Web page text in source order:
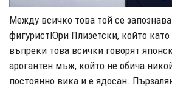
Между всичко това той се
фигуристЮри Плизетски, който като
въпреки това всички говорят
арогантен мъж, който не обича
постоянно вика и е ядосан.